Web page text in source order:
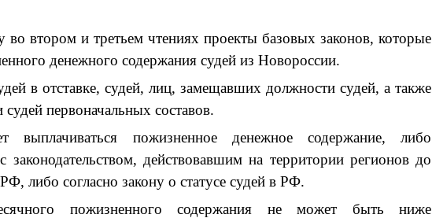
во втором и третьем чтениях проекты базовых законов, которые
денежного содержания судей из Новороссии.
в отставке, судей, лиц, замещавших должности судей, а также
первоначальных составов.
выплачиваться пожизненное денежное содержание, либо
законодательством, действовавшим на территории регионов до
либо согласно закону о статусе судей в РФ.
пожизненного содержания не может быть ниже